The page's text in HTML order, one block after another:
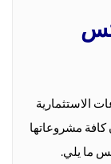
الاستثمارية
مشروعاتها
ما يلي.